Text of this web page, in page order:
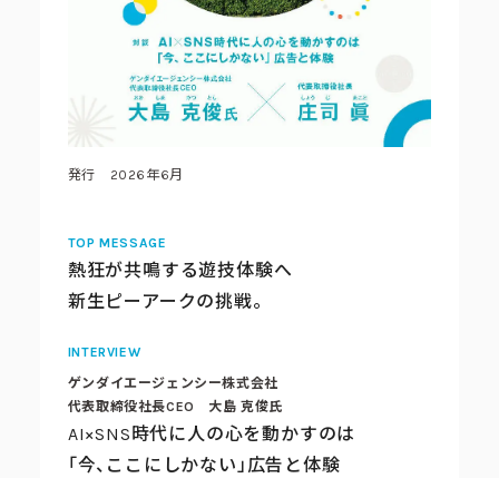
コーポレートブック
公式アカウント一覧
サイトマップ
発行 2026年6月
TOP MESSAGE
熱狂が共鳴する遊技体験へ
新生ピーアークの挑戦。
INTERVIEW
ゲンダイエージェンシー株式会社
代表取締役社長CEO 大島 克俊氏
AI×SNS時代に人の心を動かすのは
「今、 ここにしかない」 広告と体験